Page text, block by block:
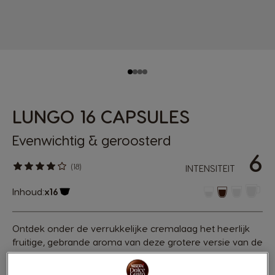
LUNGO 16 CAPSULES
Evenwichtig & geroosterd
INTENSITEIT 6
(18)
Inhoud:x16
Ontdek onder de verrukkelijke cremalaag het heerlijk
fruitige, gebrande aroma van deze grotere versie van de
espresso. Je zal er gek van zijn. Ontdek de enigszins
kruidige intensiteit van deze medium donker gebrande